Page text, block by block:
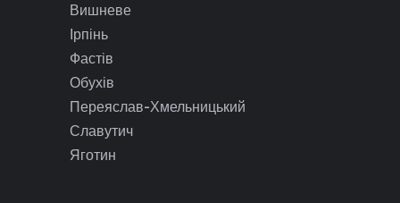
Вишневе
Ірпінь
Фастів
Обухів
Переяслав-Хмельницький
Славутич
Яготин